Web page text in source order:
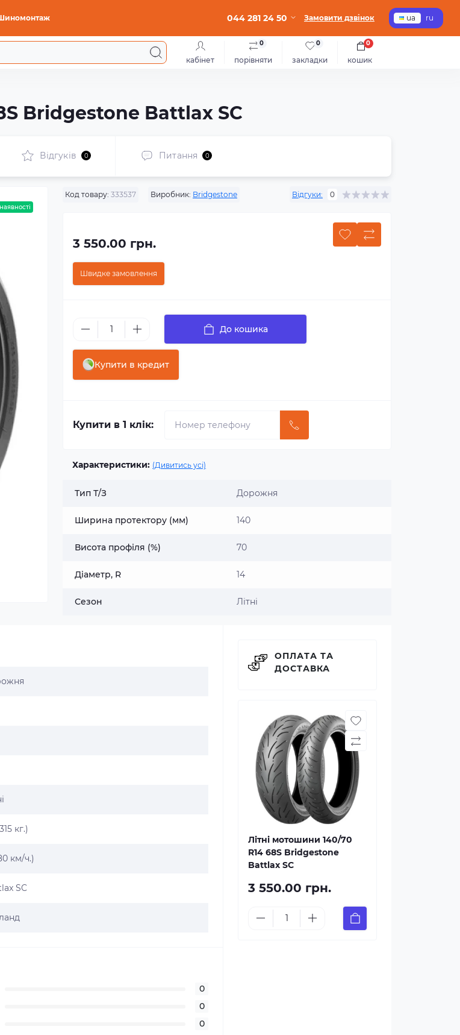
044 281 24 50 Замовити дзвінок ua ru
кабінет порівняти
0
закладки
0
кошик
0
Bridgestone Battlax SC
Відгуків 0 Питання 0
Код товару: 333537 Виробник: Bridgestone Відгуки: 0
3 550.00 грн.
Швидке замовлення
До кошика
Купити в кредит
Купити в 1 клік:
Характеристики: (Дивитись усі)
Тип Т/З Дорожня
Ширина протектору (мм) 140
Висота профіля (%) 70
Діаметр, R 14
Сезон Літні
кг.)
км/ч.)
SC
0
0
0
ОПЛАТА ТА
ДОСТАВКА
Літні мотошини 140/70
R14 68S Bridgestone
Battlax SC
3 550.00 грн.